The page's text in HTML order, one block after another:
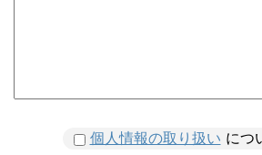
個人情報の取り扱い につ